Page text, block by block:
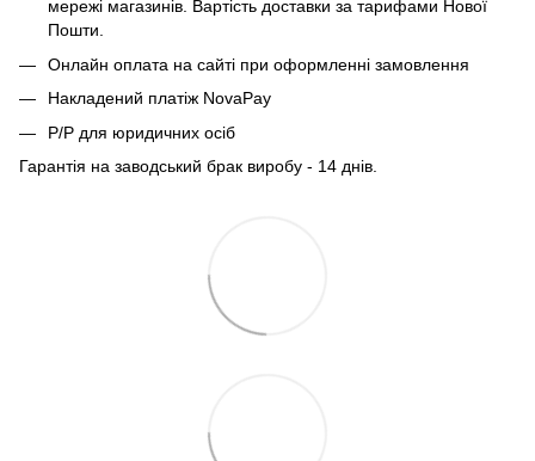
мережі магазинів. Вартість доставки за тарифами Нової
Пошти.
Онлайн оплата на сайті при оформленні замовлення
Накладений платіж NovaPay
Р/Р для юридичних осіб
Гарантія на заводський брак виробу - 14 днів.